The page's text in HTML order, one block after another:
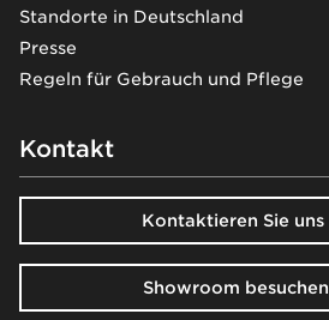
Standorte in Deutschland
Presse
Regeln für Gebrauch und Pflege
Kontakt
Kontaktieren Sie uns
Showroom besuchen